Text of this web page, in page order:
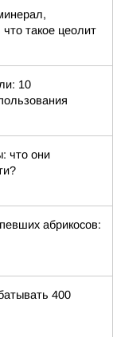
такое цеолит
10
что они
абрикосов:
400